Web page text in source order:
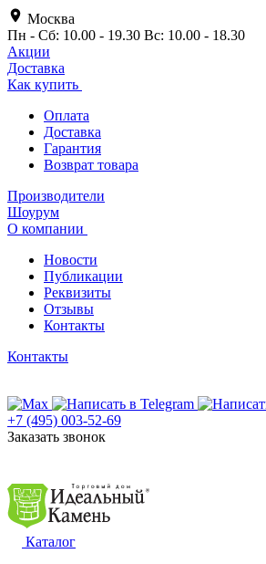
Москва
Пн - Сб: 10.00 - 19.30 Вс: 10.00 - 18.30
Акции
Доставка
Как купить
Оплата
Доставка
Гарантия
Возврат товара
Производители
Шоурум
О компании
Новости
Публикации
Реквизиты
Отзывы
Контакты
Контакты
+7 (495) 003-52-69
Заказать звонок
Каталог